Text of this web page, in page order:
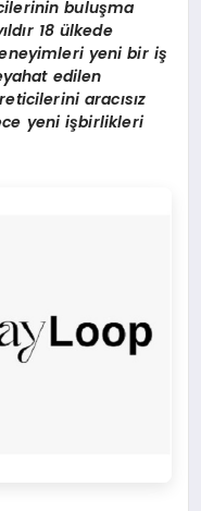
buluşma
18 ülkede
yeni bir iş
edilen
aracısız
yeni işbirlikleri